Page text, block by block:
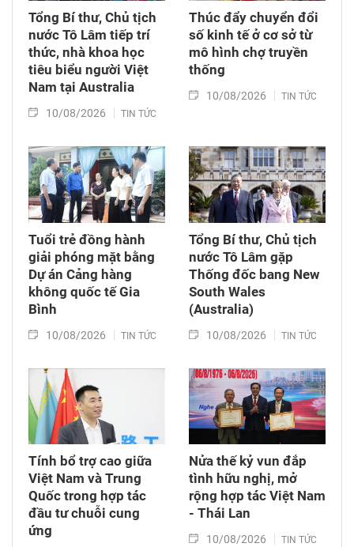
Tổng Bí thư, Chủ tịch
nước Tô Lâm tiếp trí
thức, nhà khoa học
tiêu biểu người Việt
Nam tại Australia
10/08/2026 TIN TỨC
Thúc đẩy chuyển đổi
số kinh tế ở cơ sở từ
mô hình chợ truyền
thống
10/08/2026 TIN TỨC
Tuổi trẻ đồng hành
giải phóng mặt bằng
Dự án Cảng hàng
không quốc tế Gia
Bình
10/08/2026 TIN TỨC
Tổng Bí thư, Chủ tịch
nước Tô Lâm gặp
Thống đốc bang New
South Wales
(Australia)
10/08/2026 TIN TỨC
Tính bổ trợ cao giữa
Việt Nam và Trung
Quốc trong hợp tác
đầu tư chuỗi cung
ứng
Nửa thế kỷ vun đắp
tình hữu nghị, mở
rộng hợp tác Việt Nam
- Thái Lan
10/08/2026 TIN TỨC